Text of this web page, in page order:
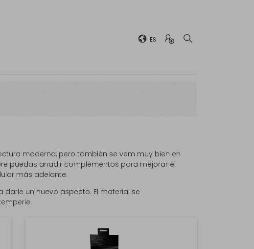
ES
moderna, pero también se vem muy bien en
puedas añadir complementos para mejorar el
más adelante.
un nuevo aspecto. El material se